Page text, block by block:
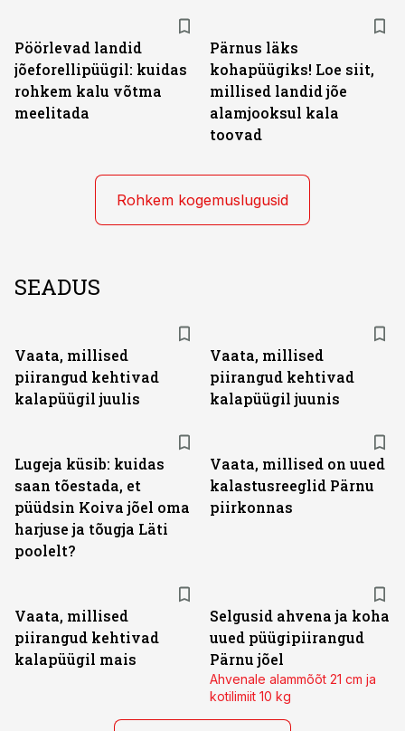
Pöörlevad landid
jõeforellipüügil: kuidas
rohkem kalu võtma
meelitada
Pärnus läks
kohapüügiks! Loe siit,
millised landid jõe
alamjooksul kala
toovad
Rohkem kogemuslugusid
SEADUS
Vaata, millised
piirangud kehtivad
kalapüügil juulis
Vaata, millised
piirangud kehtivad
kalapüügil juunis
Lugeja küsib: kuidas
saan tõestada, et
püüdsin Koiva jõel oma
harjuse ja tõugja Läti
poolelt?
Vaata, millised on uued
kalastusreeglid Pärnu
piirkonnas
Vaata, millised
piirangud kehtivad
kalapüügil mais
Selgusid ahvena ja koha
uued püügipiirangud
Pärnu jõel
Ahvenale alammõõt 21 cm ja
kotilimiit 10 kg